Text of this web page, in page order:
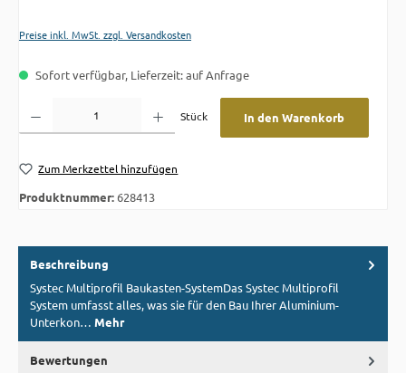
Preise inkl. MwSt. zzgl. Versandkosten
Sofort verfügbar, Lieferzeit: auf Anfrage
Stück
In den Warenkorb
Zum Merkzettel hinzufügen
Produktnummer:628413
Beschreibung
Systec Multiprofil Baukasten-SystemDas Systec Multiprofil
System umfasst alles, was sie für den Bau Ihrer Aluminium-
Unterkon… Mehr
Bewertungen